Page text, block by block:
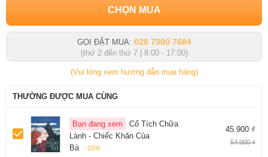
CHỌN MUA
GỌI ĐẶT MUA: 028 7300 7684
(thứ 2 đến thứ 7 | 8:00 - 17:00)
(Vui lòng xem hướng dẫn mua hàng)
THƯỜNG ĐƯỢC MUA CÙNG
Bạn đang xem
Cổ Tích Chữa
Lành - Chiếc Khăn Của
Bà
-15%
45.900 ₫
54.000 ₫